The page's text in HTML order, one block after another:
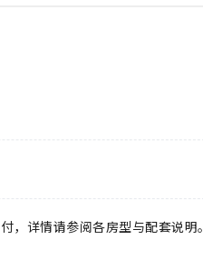
，详情请参阅各房型与配套说明。